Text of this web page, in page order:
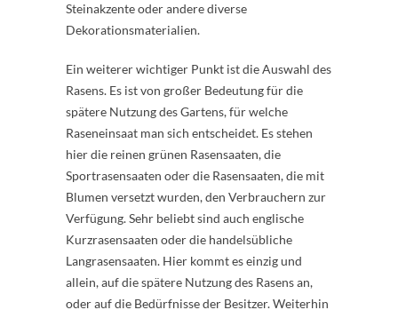
Steinakzente oder andere diverse
Dekorationsmaterialien.
Ein weiterer wichtiger Punkt ist die Auswahl des
Rasens. Es ist von großer Bedeutung für die
spätere Nutzung des Gartens, für welche
Raseneinsaat man sich entscheidet. Es stehen
hier die reinen grünen Rasensaaten, die
Sportrasensaaten oder die Rasensaaten, die mit
Blumen versetzt wurden, den Verbrauchern zur
Verfügung. Sehr beliebt sind auch englische
Kurzrasensaaten oder die handelsübliche
Langrasensaaten. Hier kommt es einzig und
allein, auf die spätere Nutzung des Rasens an,
oder auf die Bedürfnisse der Besitzer. Weiterhin